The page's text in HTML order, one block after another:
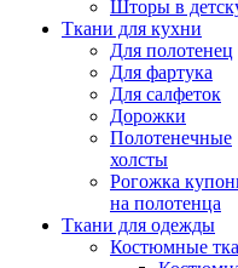
Шторы в
Ткани для кухни
Для полотенец
Для фартука
Для салфеток
Дорожки
Полотенечные
холсты
Рогожка
на полотенца
Ткани для одежды
Костюмные